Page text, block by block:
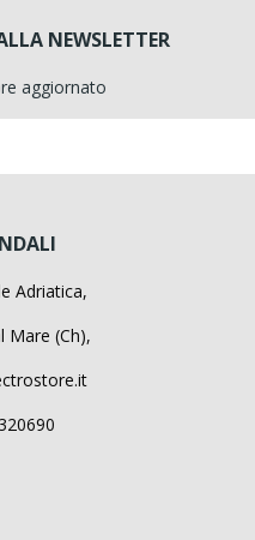
NEWSLETTER
aggiornato
Adriatica,
Mare (Ch),